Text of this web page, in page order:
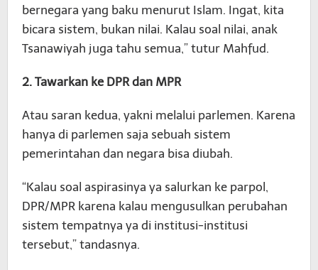
bernegara yang baku menurut Islam. Ingat, kita
bicara sistem, bukan nilai. Kalau soal nilai, anak
Tsanawiyah juga tahu semua,” tutur Mahfud.
2. Tawarkan ke DPR dan MPR
Atau saran kedua, yakni melalui parlemen. Karena
hanya di parlemen saja sebuah sistem
pemerintahan dan negara bisa diubah.
“Kalau soal aspirasinya ya salurkan ke parpol,
DPR/MPR karena kalau mengusulkan perubahan
sistem tempatnya ya di institusi-institusi
tersebut,” tandasnya.